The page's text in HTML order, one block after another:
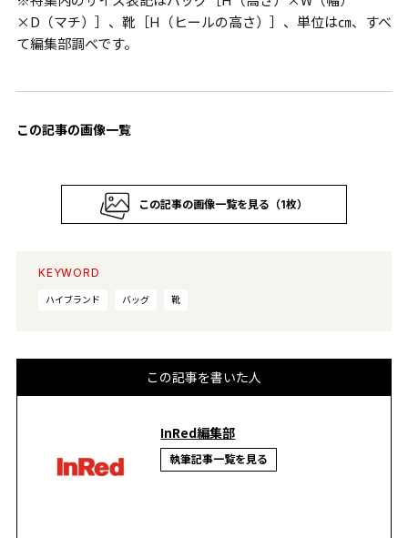
×D（マチ）］、靴［H（ヒールの高さ）］、単位は㎝、すべ
て編集部調べです。
この記事の画像一覧
この記事の画像一覧を見る（1枚）
KEYWORD
ハイブランド
バッグ 靴
この記事を書いた人
InRed編集部
執筆記事一覧を見る